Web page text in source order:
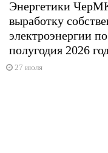
Энергетики
выработку
электроэнергии
полугодия 2026
27 июля